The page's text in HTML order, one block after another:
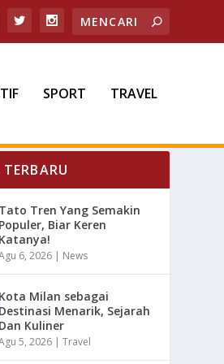
SPORT TRAVEL
Tato Tren Yang Semakin
Populer, Biar Keren
Katanya!
6, 2026 | News
Kota Milan sebagai
Destinasi Menarik, Sejarah
Dan Kuliner
5, 2026 |Travel